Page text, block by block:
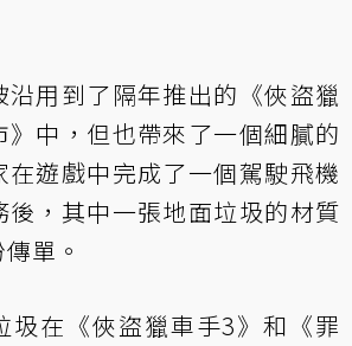
沿用到了隔年推出的《俠盜獵
中，但也帶來了一個細膩的
在遊戲中完成了一個駕駛飛機
，其中一張地面垃圾的材質
單。
圾在《俠盜獵車手3》和《罪